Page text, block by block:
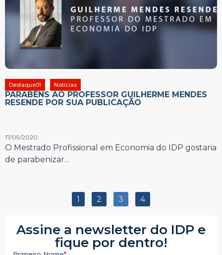
Destaque01 Notícias
PARABÉNS AO PROFESSOR GUILHERME MENDES
RESENDE POR SUA PUBLICAÇÃO
17/09/2020
O Mestrado Profissional em Economia do IDP gostaria
de parabenizar…
1 2 3 4
Assine a newsletter do IDP e
fique por dentro!